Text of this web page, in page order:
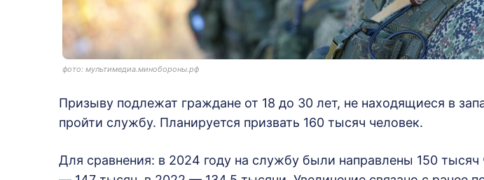
фото: мультимедиа.минобороны.рф
Призыву подлежат граждане от 18 до 30 лет, не находящиеся в
пройти службу. Планируется призвать 160 тысяч человек.
Для сравнения: в 2024 году на службу были направлены 150 тысяч